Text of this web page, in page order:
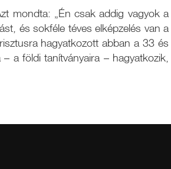
mondta: „Én csak addig vagyok a
és sokféle téves elképzelés van a
hagyatkozott abban a 33 és
a földi tanítványaira – hagyatkozik,